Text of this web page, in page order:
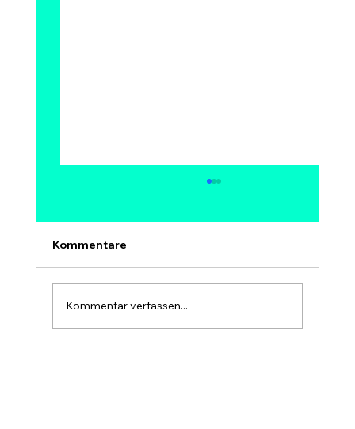
Ja, 1 Million Dollar pro Bitcoin ist
und kein kurzfristiges Ziel. Bei 1 Mio. USD
hätte Bitcoin eine Marktkapitalisierung von
Kommentare
Kommentar verfassen...